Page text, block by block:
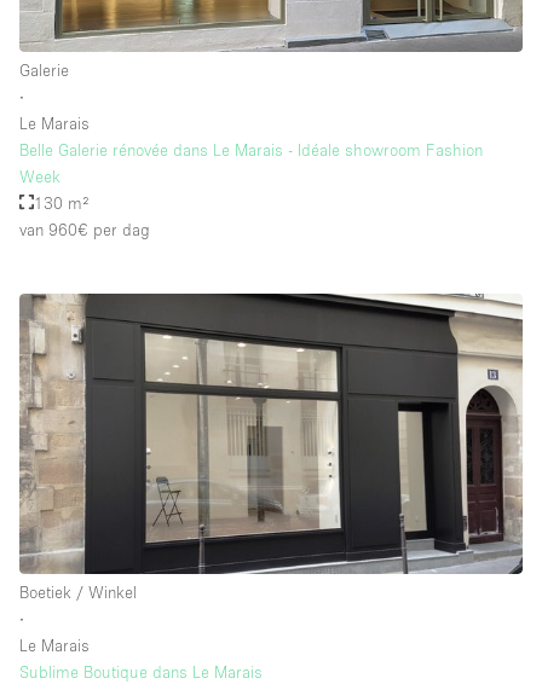
Galerie
∙
Le Marais
Belle Galerie rénovée dans Le Marais - Idéale showroom Fashion
Week
130 m²
van 960€ per dag
Boetiek / Winkel
∙
Le Marais
Sublime Boutique dans Le Marais